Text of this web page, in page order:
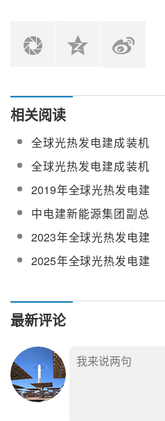
相关阅读
全球光热发电建成装机
2015年底增至4940MW
全球光热发电建成装机
2017年底增至5133MW
增幅2.3%
2019年全球光热发电建
成装机增至6451MW 中
国贡献52.41%新增容量
中电建新能源集团副总
经理汪海成一行到青海
共和光热电站调研指导
工作
2023年全球光热发电建
成装机增至7457MW
2025年全球光热发电建
最新评论